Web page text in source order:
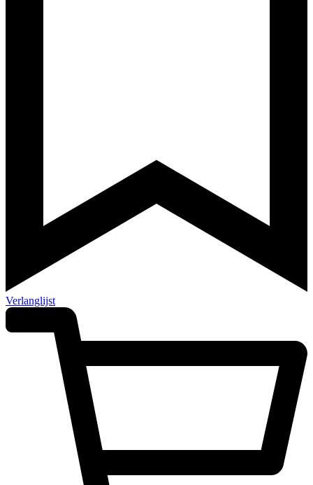
Verlanglijst